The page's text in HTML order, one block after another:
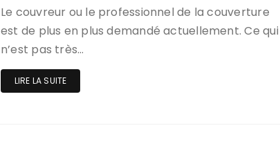
Le couvreur ou le professionnel de la couverture
est de plus en plus demandé actuellement. Ce qui
n’est pas très…
LIRE LA SUITE